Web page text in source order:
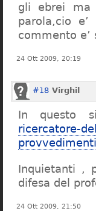
gli ebrei ma
parola,cio
commento
24 Ott 2009, 20:19
#18 Virghil
In questo
ricercatore-
Inquietanti ,
difesa del
24 Ott 2009, 21:50